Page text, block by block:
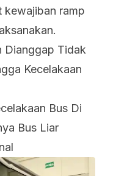
kewajiban ramp
Dianggap Tidak
Kecelakaan
Bus Di
Bus Liar